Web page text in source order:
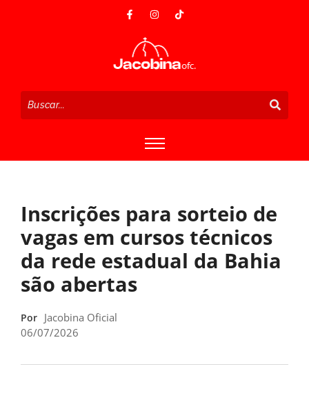
Inscrições para sorteio de
vagas em cursos técnicos
da rede estadual da Bahia
são abertas
Por Jacobina Oficial
06/07/2026